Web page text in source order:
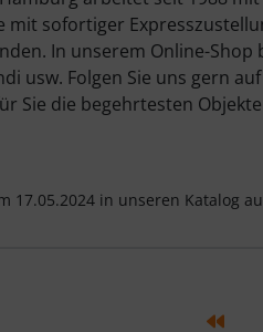
mit sofortiger
In unserem Online-
usw. Folgen Sie uns gern auf
Sie die begehrtesten
17.05.2024 in unseren Katalog